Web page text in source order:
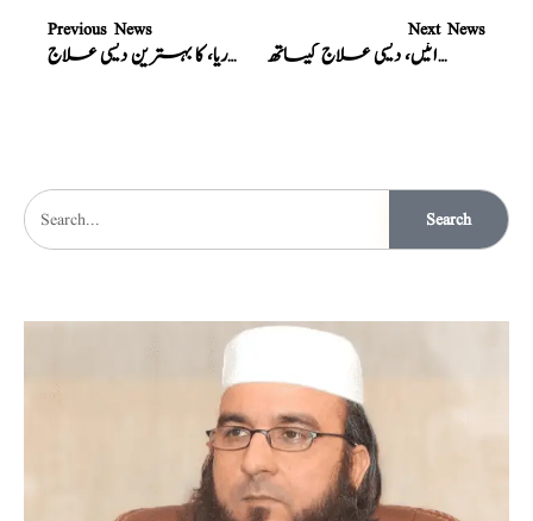
Previous News
نسخہ الشفاء : جریان، اور لیکوریا، کا بہترین دیسی علاج
Next News
نسخہ الشفاء : جریان اور لیکوریا، سے زندگی بھر کیلئے جان چھڑائیں، دیسی علاج کیساتھ
Search